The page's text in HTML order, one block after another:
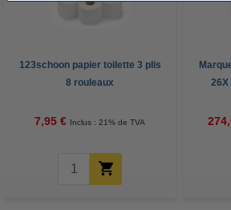
123schoon papier toilette 3 plis
8 rouleaux
7,95 € Inclus : 21% de TVA
26X